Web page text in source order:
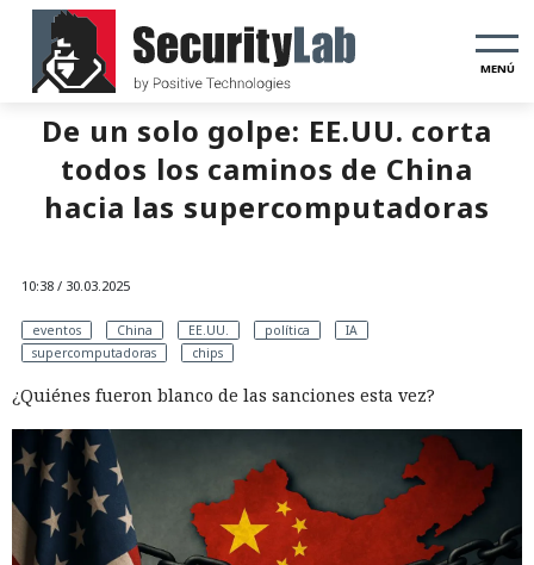
MENÚ
De un solo golpe: EE.UU. corta
todos los caminos de China
hacia las supercomputadoras
10:38 / 30.03.2025
eventos China EE.UU. política
IA
supercomputadoras
chips
¿Quiénes fueron blanco de las sanciones esta vez?